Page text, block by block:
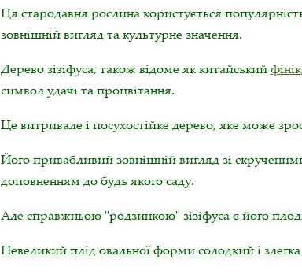
Ця стародавня рослина користується
зовнішній вигляд та культурне значення.
Дерево зізіфуса, також відоме як китайськийфінік
символ удачі та процвітання.
Це витривале і посухостійке дерево, яке може
Його привабливий зовнішній вигляд зі
доповненням до будь якого саду.
Але справжньою "родзинкою" зізіфуса є його
Невеликий плід овальної форми солодкий і